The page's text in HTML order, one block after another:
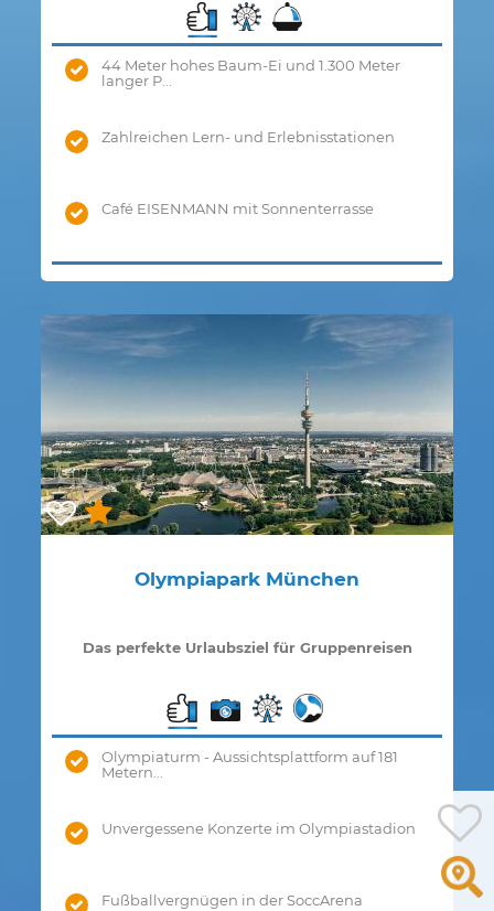
44 Meter hohes Baum-Ei und 1.300 Meter
langer P...
Zahlreichen Lern- und Erlebnisstationen
Café EISENMANN mit Sonnenterrasse
Olympiapark München
Das perfekte Urlaubsziel für Gruppenreisen
Olympiaturm - Aussichtsplattform auf 181
Metern...
Unvergessene Konzerte im Olympiastadion
Fußballvergnügen in der SoccArena